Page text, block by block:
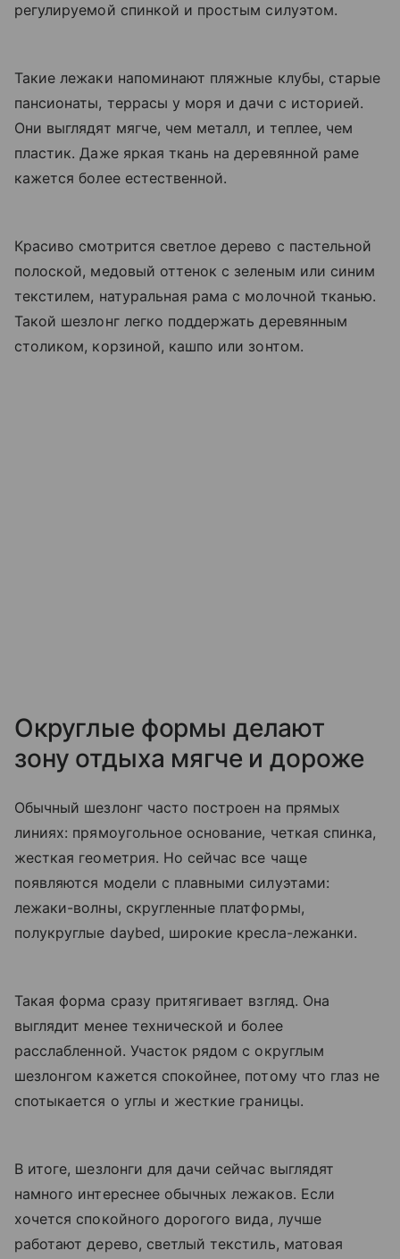
регулируемой спинкой и простым силуэтом.
Такие лежаки напоминают пляжные клубы, старые
пансионаты, террасы у моря и дачи с историей.
Они выглядят мягче, чем металл, и теплее, чем
пластик. Даже яркая ткань на деревянной раме
кажется более естественной.
Красиво смотрится светлое дерево с пастельной
полоской, медовый оттенок с зеленым или синим
текстилем, натуральная рама с молочной тканью.
Такой шезлонг легко поддержать деревянным
столиком, корзиной, кашпо или зонтом.
Округлые формы делают
зону отдыха мягче и дороже
Обычный шезлонг часто построен на прямых
линиях: прямоугольное основание, четкая спинка,
жесткая геометрия. Но сейчас все чаще
появляются модели с плавными силуэтами:
лежаки-волны, скругленные платформы,
полукруглые daybed, широкие кресла-лежанки.
Такая форма сразу притягивает взгляд. Она
выглядит менее технической и более
расслабленной. Участок рядом с округлым
шезлонгом кажется спокойнее, потому что глаз не
спотыкается о углы и жесткие границы.
В итоге, шезлонги для дачи сейчас выглядят
намного интереснее обычных лежаков. Если
хочется спокойного дорогого вида, лучше
работают дерево, светлый текстиль, матовая